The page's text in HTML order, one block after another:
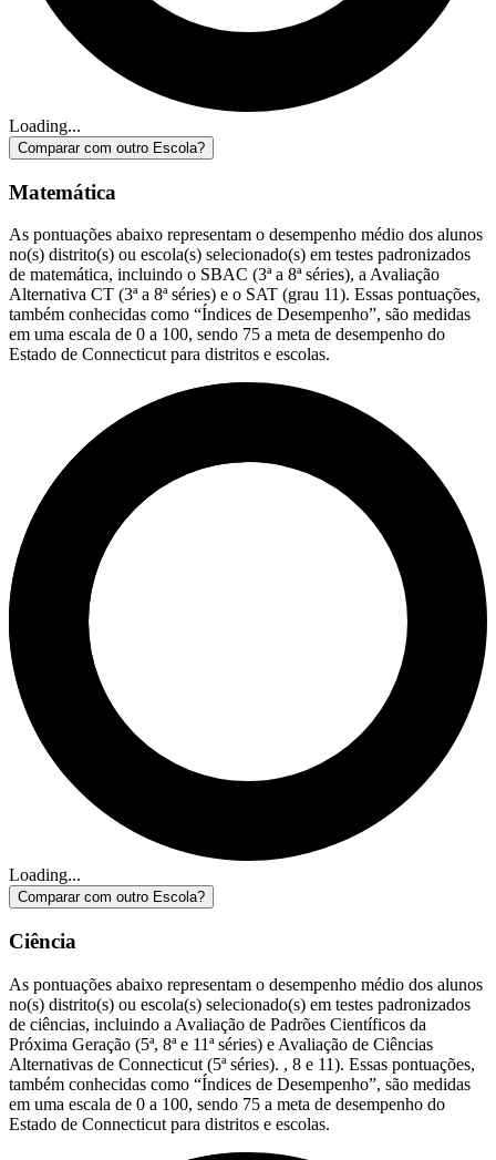
Loading...
Comparar com outro Escola?
Matemática
As pontuações abaixo representam o desempenho médio dos alunos
no(s) distrito(s) ou escola(s) selecionado(s) em testes padronizados
de matemática, incluindo o SBAC (3ª a 8ª séries), a Avaliação
Alternativa CT (3ª a 8ª séries) e o SAT (grau 11). Essas pontuações,
também conhecidas como “Índices de Desempenho”, são medidas
em uma escala de 0 a 100, sendo 75 a meta de desempenho do
Estado de Connecticut para distritos e escolas.
Loading...
Comparar com outro Escola?
Ciência
As pontuações abaixo representam o desempenho médio dos alunos
no(s) distrito(s) ou escola(s) selecionado(s) em testes padronizados
de ciências, incluindo a Avaliação de Padrões Científicos da
Próxima Geração (5ª, 8ª e 11ª séries) e Avaliação de Ciências
Alternativas de Connecticut (5ª séries). , 8 e 11). Essas pontuações,
também conhecidas como “Índices de Desempenho”, são medidas
em uma escala de 0 a 100, sendo 75 a meta de desempenho do
Estado de Connecticut para distritos e escolas.